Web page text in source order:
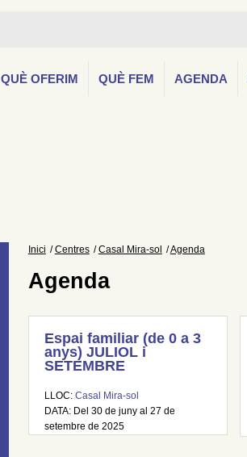
QUÈ OFERIM QUÈ FEM AGENDA
Inici Centres Casal Mira-sol Agenda
Agenda
Espai familiar (de 0 a 3
anys) JULIOL i
SETEMBRE
LLOC: Casal Mira-sol
DATA: Del 30 de juny al 27 de
setembre de 2025